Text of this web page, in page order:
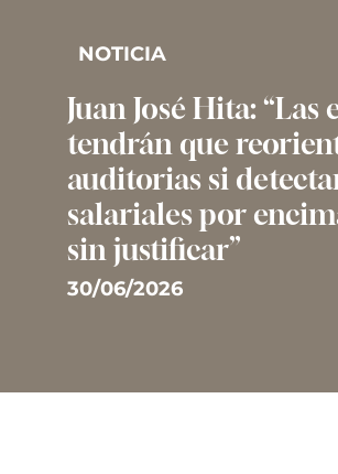
NOTICIA
Juan José Hita: “Las
tendrán que
auditorias si
salariales por
sin justificar”
30/06/2026